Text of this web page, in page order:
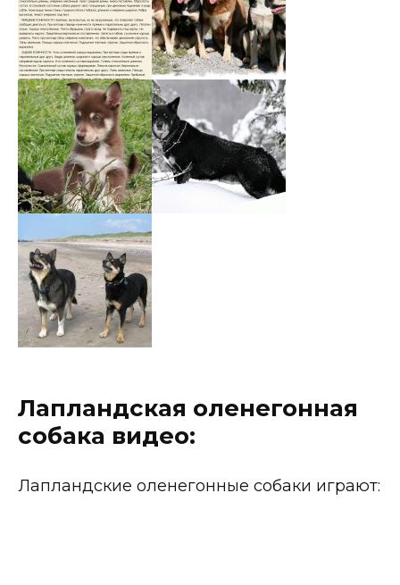
Лапландская оленегонная
собака видео:
Лапландские оленегонные собаки играют: